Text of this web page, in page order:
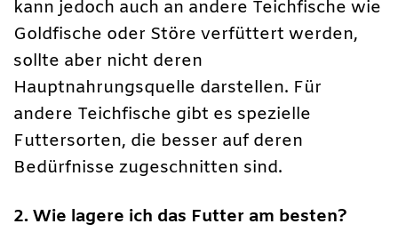
kann jedoch auch an andere Teichfische wie
Goldfische oder Störe verfüttert werden,
sollte aber nicht deren
Hauptnahrungsquelle darstellen. Für
andere Teichfische gibt es spezielle
Futtersorten, die besser auf deren
Bedürfnisse zugeschnitten sind.
2. Wie lagere ich das Futter am besten?